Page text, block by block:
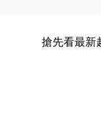
搶先看最新